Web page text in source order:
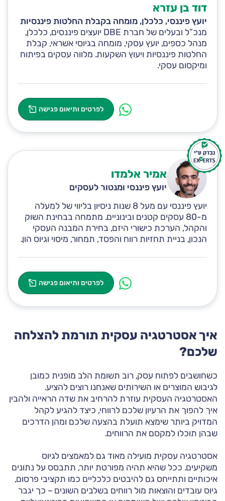
דוד בן עזרא
יועץ פיננסי, כלכלן, מומחה בקבלת החלטות פיננסיות
מנכ”ל ובעלים של חברת DBE יועצים פיננסים, כלכלן,
מנהל כספים, יועץ עסקי, מומחה בגיוסי אשראי, קבלת
החלטות פיננסיות ויעוץ השקעות. מלווה עסקים בפיתוח
ומיקסום עסקי.
לפרטים ותיאום פגישה
אמיר אלמדו
יועץ פיננסי ומנטור לעסקים
יועץ פיננסי עם מעל 8 שנות ניסיון בליווי של למעלה
מ-80 עסקים קטנים ובינוניים. מתמחה בבחינת השוק
והקהל, הערכת כישורי היזם, בחירת המבנה העסקי
הנכון, בניית תחזיות רווח והפסד, תמחור, מיסוי וגיוס הון.
לפרטים ותיאום פגישה
איך אסטרטגיה עסקית תורמת להצלחה
שלכם?
כשחושבים לפתוח עסק, רוב תשומת הלב מופנית כמובן
לגיבוש המוצרים או השירותים שאנחנו רוצים להציע.
האסטרטגיה העסקית עוזרת להרחיב את שדה הראייה ולהבין
איך להפוך את הרעיון שלכם לרווחי, כיצד להגיע לקהל
המדויק ביותר שימצא תועלת בהצעה שלכם ומהן הדרכים
שבהן תוכלו למקסם את הרווחים.
אסטרטגיה עסקית מועילה מאוד גם למאמצים לגיוס
משקיעים. ככל שהיא תהיה מפורטת יותר, תתבסס על נתונים
איכותיים ותתייחס גם להיבטים כלכליים כמו תקציבי פרסום,
גיוס עובדים והוצאות מול רווחים בשלבים השונים – כך יגבר